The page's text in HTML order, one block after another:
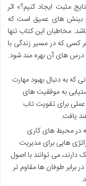
مثبت ایجاد کنیم؟» اثر
و بینش های عمیق است که
مخاطبان این کتاب تنها
کسی که در مسیر زندگی با
درس های آن بهره مند شود.
که به دنبال بهبود مهارت
به موفقیت های
برای تقویت تاب
یافت.
در محیط های کاری
هایی برای مدیریت
دارند، می توانند با اصول
طوفان ها مقاوم تر